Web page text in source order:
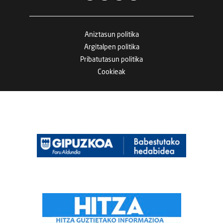
Aniztasun politika
Argitalpen politika
Pribatutasun politika
Cookieak